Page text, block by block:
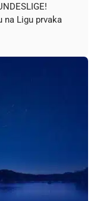
na Ligu prvaka